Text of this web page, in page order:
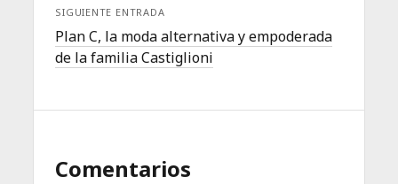
SIGUIENTE ENTRADA
Plan C, la moda alternativa y empoderada
de la familia Castiglioni
Comentarios